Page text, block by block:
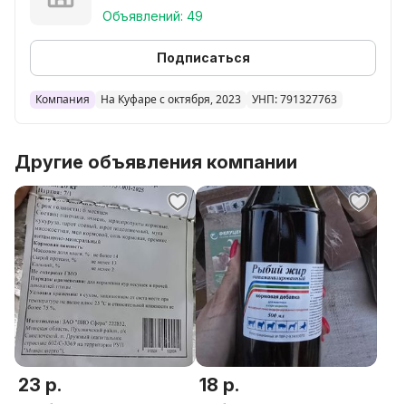
Объявлений: 49
Подписаться
Компания На Куфаре с октября, 2023 УНП: 791327763
Другие объявления компании
23 р. 18 р.